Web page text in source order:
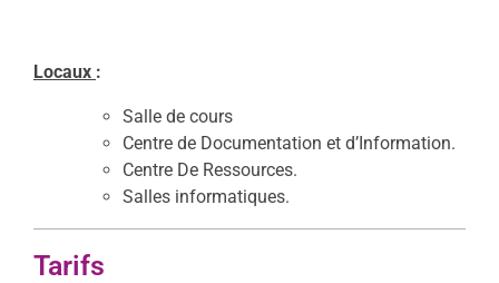
Locaux :
Salle de cours
Centre de Documentation et d’Information.
Centre De Ressources.
Salles informatiques.
Tarifs